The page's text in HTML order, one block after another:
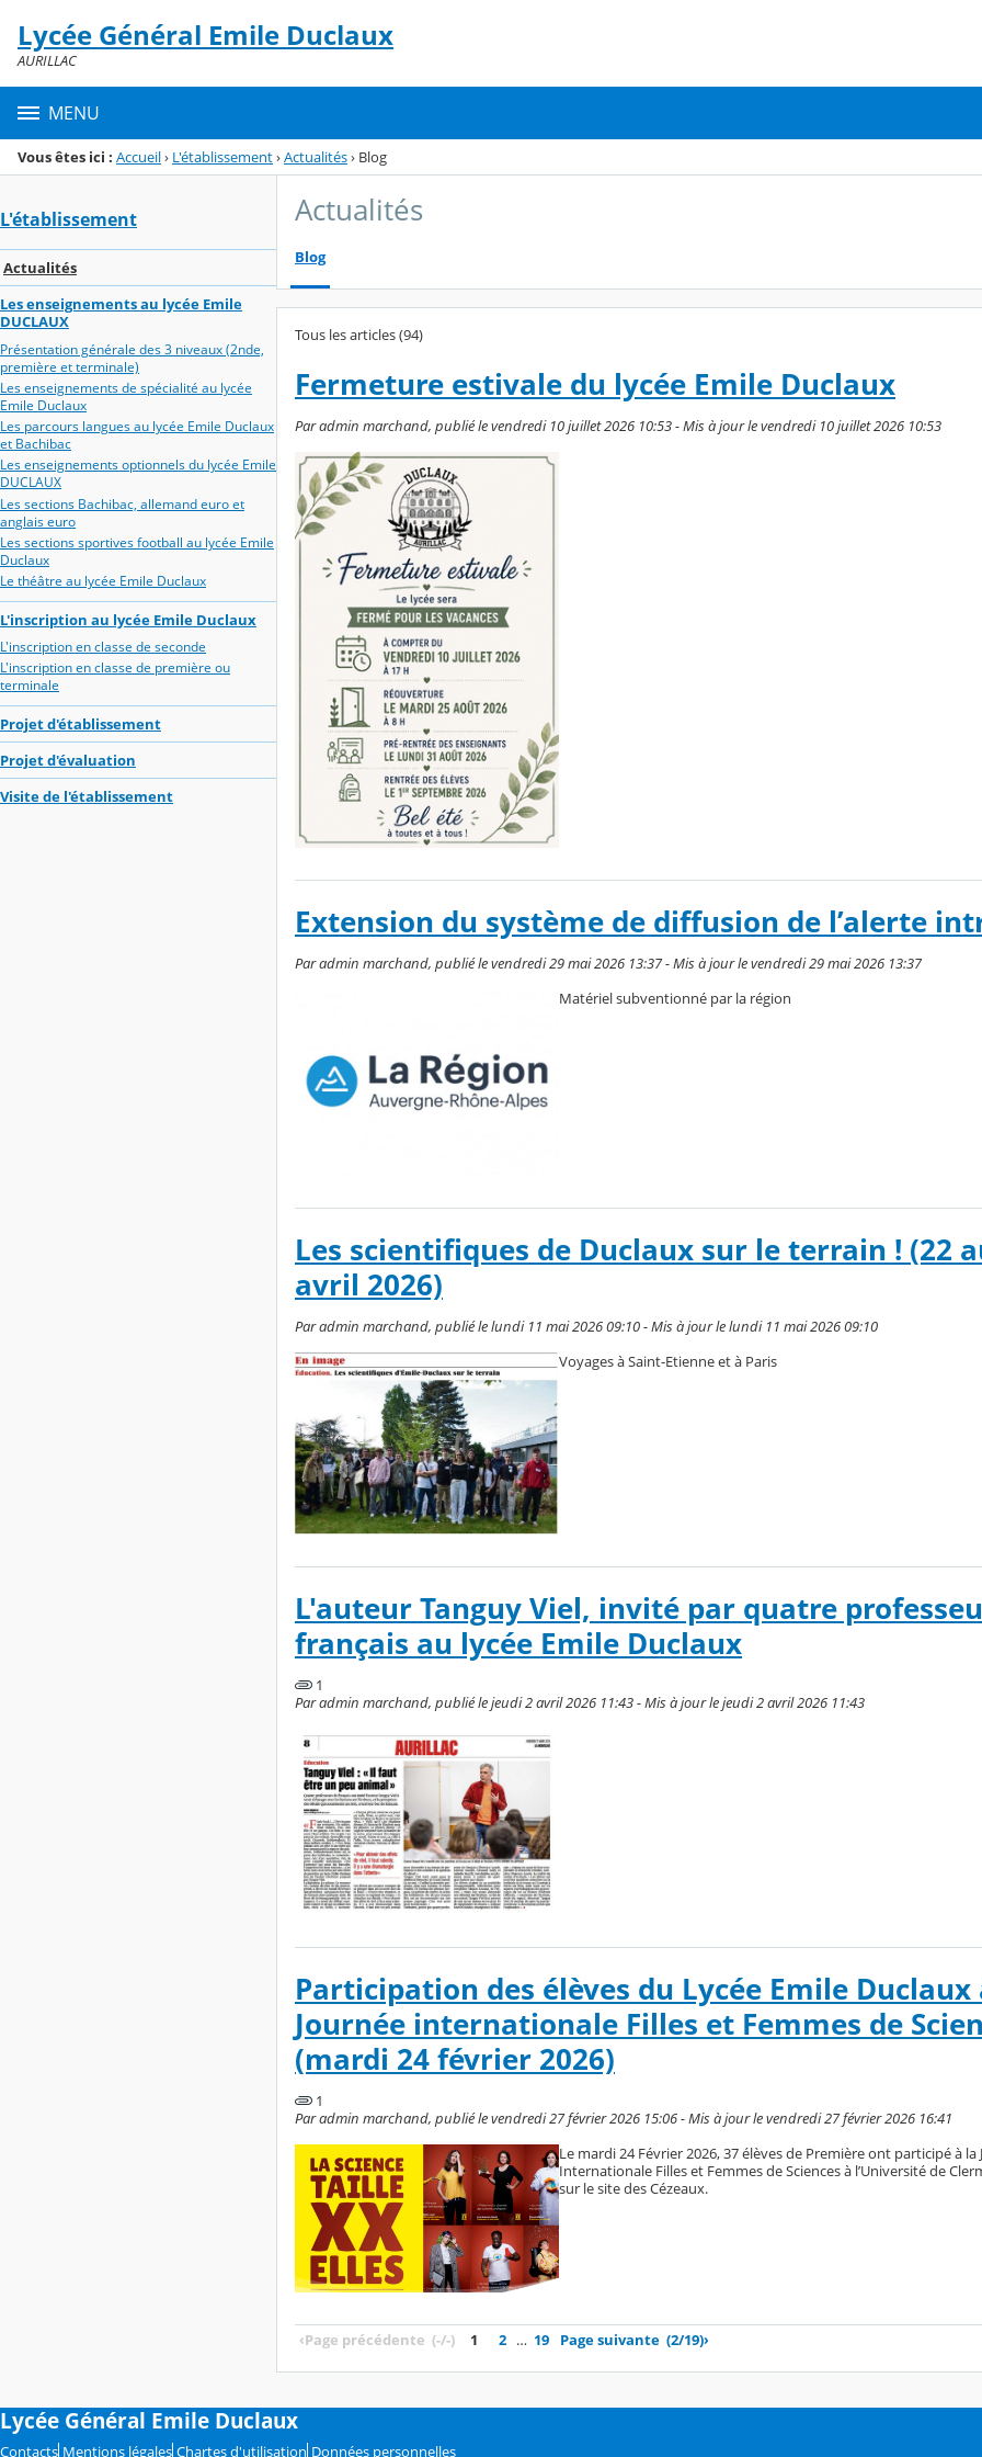
Menu de la rubrique
Contenu
Lycée Général Emile Duclaux
AURILLAC
MENU
Vous êtes ici : Accueil› L'établissement›Actualités› Blog
L'établissement
Actualités
Les enseignements au lycée Emile
DUCLAUX
Présentation générale des 3 niveaux (2nde,
première et terminale)
Les enseignements de spécialité au lycée
Emile Duclaux
Les parcours langues au lycée Emile Duclaux
et Bachibac
Les enseignements optionnels du lycée Emile
DUCLAUX
Les sections Bachibac, allemand euro et
anglais euro
Les sections sportives football au lycée Emile
Duclaux
Le théâtre au lycée Emile Duclaux
L'inscription au lycée Emile Duclaux
L'inscription en classe de seconde
L'inscription en classe de première ou
terminale
Projet d'établissement
Projet d'évaluation
Visite de l'établissement
Actualités
Blog
Tous les articles (94)
Fermeture estivale du lycée Emile Duclaux
Par admin marchand, publié le vendredi 10 juillet 2026 10:53 - Mis à jour le vendredi 10 juillet 2026 10:53
Extension du système de diffusion de l’alerte
Par admin marchand, publié le vendredi 29 mai 2026 13:37 - Mis à jour le vendredi 29 mai 2026 13:37
Matériel subventionné par la région
Les scientifiques de Duclaux sur le terrain ! (22
avril 2026)
Par admin marchand, publié le lundi 11 mai 2026 09:10 - Mis à jour le lundi 11 mai 2026 09:10
Voyages à Saint-Etienne et à Paris
L'auteur Tanguy Viel, invité par quatre
français au lycée Emile Duclaux
1
Par admin marchand, publié le jeudi 2 avril 2026 11:43 - Mis à jour le jeudi 2 avril 2026 11:43
Participation des élèves du Lycée Emile Duclaux
Journée internationale Filles et Femmes de
(mardi 24 février 2026)
1
Par admin marchand, publié le vendredi 27 février 2026 15:06 - Mis à jour le vendredi 27 février 2026 16:41
Le mardi 24 Février 2026, 37 élèves de Première ont participé à la
Internationale Filles et Femmes de Sciences à l’Université de
sur le site des Cézeaux.
‹Page précédente (-/-) 1 2 … 19 Page suivante (2/19)›
Lycée Général Emile Duclaux
Contacts Mentions légales Chartes d'utilisation Données personnelles